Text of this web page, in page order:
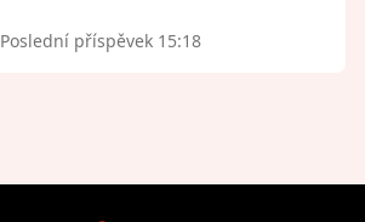
Poslední příspěvek 15:18